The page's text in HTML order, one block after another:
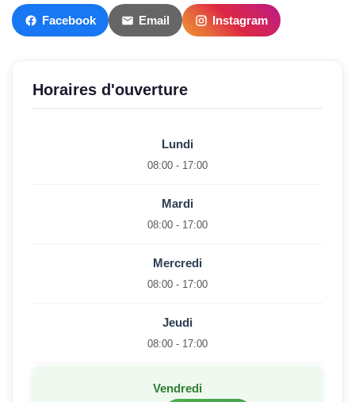
Facebook Email Instagram
Horaires d'ouverture
Lundi
08:00 - 17:00
Mardi
08:00 - 17:00
Mercredi
08:00 - 17:00
Jeudi
08:00 - 17:00
Vendredi